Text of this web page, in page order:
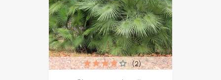
(2)